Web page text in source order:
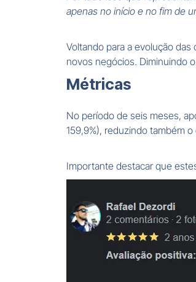
apenas no início e no fim de
Voltando para a evolução
novos negócios. Diminuindo o
Métricas
No período de seis meses,
159,9%), reduzindo também
Importante destacar que